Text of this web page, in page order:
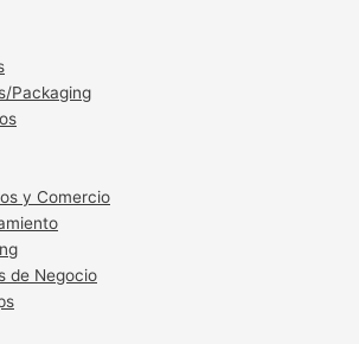
Packaging
y Comercio
de Negocio